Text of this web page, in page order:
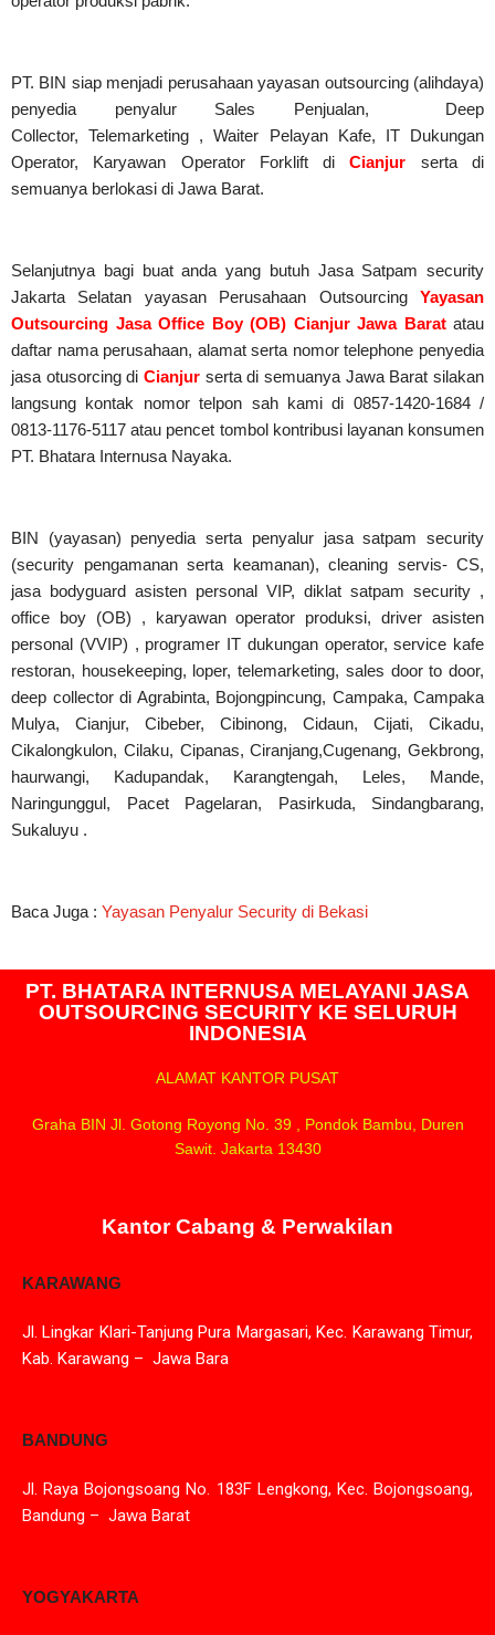
PT. BIN siap menjadi perusahaan yayasan outsourcing (alihdaya)
penyedia penyalur Sales Penjualan, Deep
Collector,Telemarketing , Waiter Pelayan Kafe, IT Dukungan
Operator, Karyawan Operator Forklift diCianjur serta di
semuanya berlokasi di Jawa Barat.
Selanjutnya bagi buat anda yang butuh Jasa Satpam security
Jakarta Selatan yayasan Perusahaan Outsourcing Yayasan
Outsourcing Jasa Office Boy (OB) Cianjur Jawa Baratatau
daftar nama perusahaan, alamat serta nomor telephone penyedia
jasa otusorcing di Cianjur serta di semuanya Jawa Barat silakan
langsung kontak nomor telpon sah kami di 0857-1420-1684 /
0813-1176-5117 atau pencet tombol kontribusi layanan konsumen
PT. Bhatara Internusa Nayaka.
BIN (yayasan) penyedia serta penyalur jasa satpam security
(security pengamanan serta keamanan), cleaning servis- CS,
jasa bodyguard asisten personal VIP, diklat satpam security ,
office boy (OB) , karyawan operator produksi, driver asisten
personal (VVIP) , programer IT dukungan operator, service kafe
restoran, housekeeping, loper, telemarketing, sales door to door,
deep collector di Agrabinta, Bojongpincung, Campaka, Campaka
Mulya, Cianjur, Cibeber, Cibinong, Cidaun, Cijati, Cikadu,
Cikalongkulon, Cilaku, Cipanas, Ciranjang,Cugenang, Gekbrong,
haurwangi, Kadupandak, Karangtengah, Leles, Mande,
Naringunggul, Pacet Pagelaran, Pasirkuda, Sindangbarang,
Sukaluyu .
Baca Juga : Yayasan Penyalur Security di Bekasi
PT. BHATARA INTERNUSA MELAYANI JASA
OUTSOURCING SECURITY KE SELURUH
INDONESIA
ALAMAT KANTOR PUSAT
Graha BIN Jl. Gotong Royong No. 39 , Pondok Bambu, Duren
Sawit. Jakarta 13430
Kantor Cabang & Perwakilan
KARAWANG
Jl. Lingkar Klari-Tanjung Pura Margasari, Kec. Karawang Timur,
Kab. Karawang – Jawa Bara
BANDUNG
Jl. Raya Bojongsoang No. 183F Lengkong, Kec. Bojongsoang,
Bandung – Jawa Barat
YOGYAKARTA